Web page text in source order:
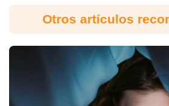
Otros artículos